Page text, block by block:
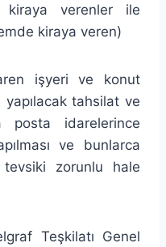
kiraya verenler ile
kiraya veren)
işyeri ve konut
tahsilat ve
posta idarelerince
ve bunlarca
zorunlu hale
Teşkilatı Genel